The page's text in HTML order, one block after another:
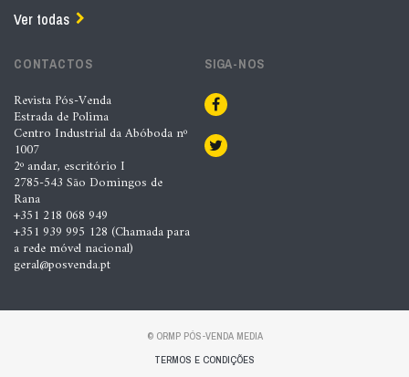
Ver todas
CONTACTOS
Revista Pós-Venda
Estrada de Polima
Centro Industrial da Abóboda nº
1007
2º andar, escritório I
2785-543 São Domingos de
Rana
+351 218 068 949
+351 939 995 128 (Chamada para
a rede móvel nacional)
geral@posvenda.pt
SIGA-NOS
© ORMP PÓS-VENDA MEDIA
TERMOS E CONDIÇÕES